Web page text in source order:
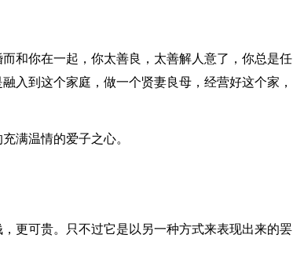
和你在一起，你太善良，太善解人意了，你总是任
入到这个家庭，做一个贤妻良母，经营好这个家，
满温情的爱子之心。
更可贵。只不过它是以另一种方式来表现出来的罢